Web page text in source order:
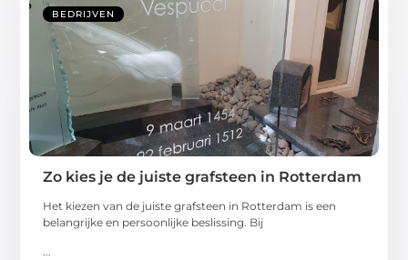
BEDRIJVEN
Zo kies je de juiste grafsteen in Rotterdam
Het kiezen van de juiste grafsteen in Rotterdam is een
belangrijke en persoonlijke beslissing. Bij
...